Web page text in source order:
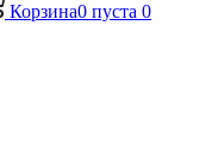
Корзина0 пуста 0